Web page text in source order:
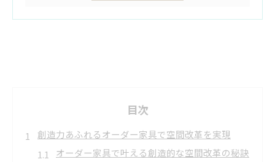
目次
創造力あふれるオーダー家具で空間改革を実現
オーダー家具で叶える創造的な空間改革の秘訣